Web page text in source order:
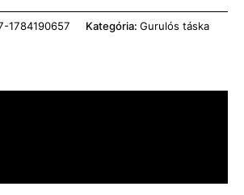
1784190657 Kategória: Gurulós táska